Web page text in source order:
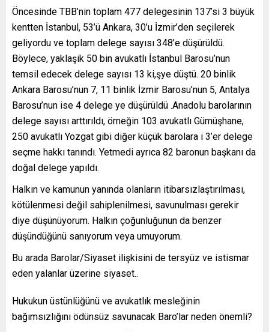
Öncesinde TBB’nin toplam 477 delegesinin 137’si 3 büyük
kentten İstanbul, 53’ü Ankara, 30’u İzmir’den seçilerek
geliyordu ve toplam delege sayısı 348’e düşürüldü.
Böylece, yaklaşik 50 bin avukatlı İstanbul Barosu’nun
temsil edecek delege sayısı 13 ki,şye düştü. 20 binlik
Ankara Barosu’nun 7, 11 binlik İzmir Barosu’nun 5, Antalya
Barosu’nun ise 4 delege ye düşürüldü .Anadolu barolarının
delege sayısı arttırıldı, örneğin 103 avukatlı Gümüşhane,
250 avukatlı Yozgat gibi diğer küçük barolara i 3’er delege
seçme hakkı tanındı. Yetmedi ayrıca 82 baronun başkanı da
doğal delege yapıldı.
Halkın ve kamunun yanında olanların itibarsızlaştırılması,
kötülenmesi değil sahiplenilmesi, savunulması gerekir
diye düşünüyorum. Halkın çoğunluğunun da benzer
düşündüğünü sanıyorum veya umuyorum.
Bu arada Barolar/Siyaset ilişkisini de tersyüz ve istismar
eden yalanlar üzerine siyaset..
Hukukun üstünlüğünü ve avukatlık mesleğinin
bağımsızlığını ödünsüz savunacak Baro’lar neden önemli?